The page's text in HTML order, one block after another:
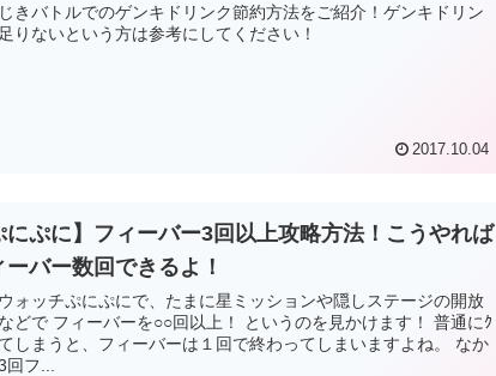
きバトルでのゲンキドリンク節約方法をご紹介！ゲンキドリン
りないという方は参考にしてください！
2017.10.04
にぷに】フィーバー3回以上攻略方法！こうやれば
ーバー数回できるよ！
ォッチぷにぷにで、たまに星ミッションや隠しステージの開放
どで フィーバーを○○回以上！ というのを見かけます！ 普通にｸ
しまうと、フィーバーは１回で終わってしまいますよね。 なか
フ...